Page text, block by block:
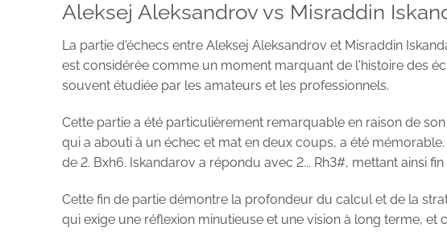
Aleksej Aleksandrov vs Misraddin
La partie d'échecs entre Aleksej Aleksandrov et Misraddin
est considérée comme un moment marquant de l'histoire des
souvent étudiée par les amateurs et les professionnels.
Cette partie a été particulièrement remarquable en raison de
qui a abouti à un échec et mat en deux coups, a été
de 2. Bxh6. Iskandarov a répondu avec 2... Rh3#, mettant ainsi
Cette fin de partie démontre la profondeur du calcul et de la
qui exige une réflexion minutieuse et une vision à long terme, et